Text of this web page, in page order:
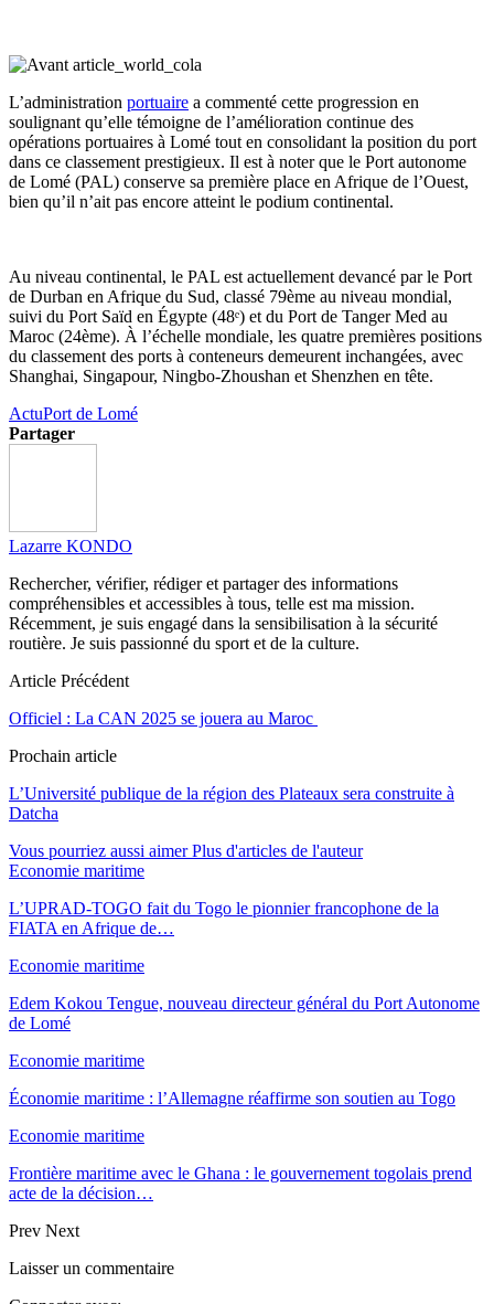
L’administration portuaire a commenté cette progression en
soulignant qu’elle témoigne de l’amélioration continue des
opérations portuaires à Lomé tout en consolidant la position du port
dans ce classement prestigieux. Il est à noter que le Port autonome
de Lomé (PAL) conserve sa première place en Afrique de l’Ouest,
bien qu’il n’ait pas encore atteint le podium continental.
Au niveau continental, le PAL est actuellement devancé par le Port
de Durban en Afrique du Sud, classé 79ème au niveau mondial,
suivi du Port Saïd en Égypte (48ᵉ) et du Port de Tanger Med au
Maroc (24ème). À l’échelle mondiale, les quatre premières positions
du classement des ports à conteneurs demeurent inchangées, avec
Shanghai, Singapour, Ningbo-Zhoushan et Shenzhen en tête.
ActuPort de Lomé
Partager
Lazarre KONDO
Rechercher, vérifier, rédiger et partager des informations
compréhensibles et accessibles à tous, telle est ma mission.
Récemment, je suis engagé dans la sensibilisation à la sécurité
routière. Je suis passionné du sport et de la culture.
Article Précédent
Officiel : La CAN 2025 se jouera au Maroc
Prochain article
L’Université publique de la région des Plateaux sera construite à
Datcha
Vous pourriez aussi aimer Plus d'articles de l'auteur
Economie maritime
L’UPRAD-TOGO fait du Togo le pionnier francophone de la
FIATA en Afrique de…
Economie maritime
Edem Kokou Tengue, nouveau directeur général du Port Autonome
de Lomé
Economie maritime
Économie maritime : l’Allemagne réaffirme son soutien au Togo
Economie maritime
Frontière maritime avec le Ghana : le gouvernement togolais prend
acte de la décision…
Prev Next
Laisser un commentaire